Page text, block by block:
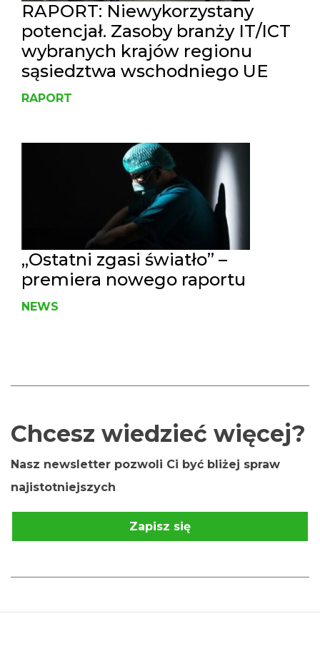
RAPORT: Niewykorzystany
potencjał. Zasoby branży IT/ICT
wybranych krajów regionu
sąsiedztwa wschodniego UE
RAPORT
„Ostatni zgasi światło” –
premiera nowego raportu
NEWS
Chcesz wiedzieć więcej?
Nasz newsletter pozwoli Ci być bliżej spraw
najistotniejszych
Zapisz się